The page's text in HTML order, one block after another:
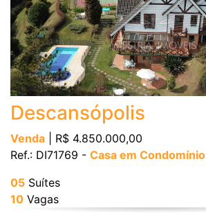
Descansópolis
Venda | R$ 4.850.000,00
Ref.: DI71769 - Casa em Condomínio
05 Suítes
10 Vagas
Bairro
Valor